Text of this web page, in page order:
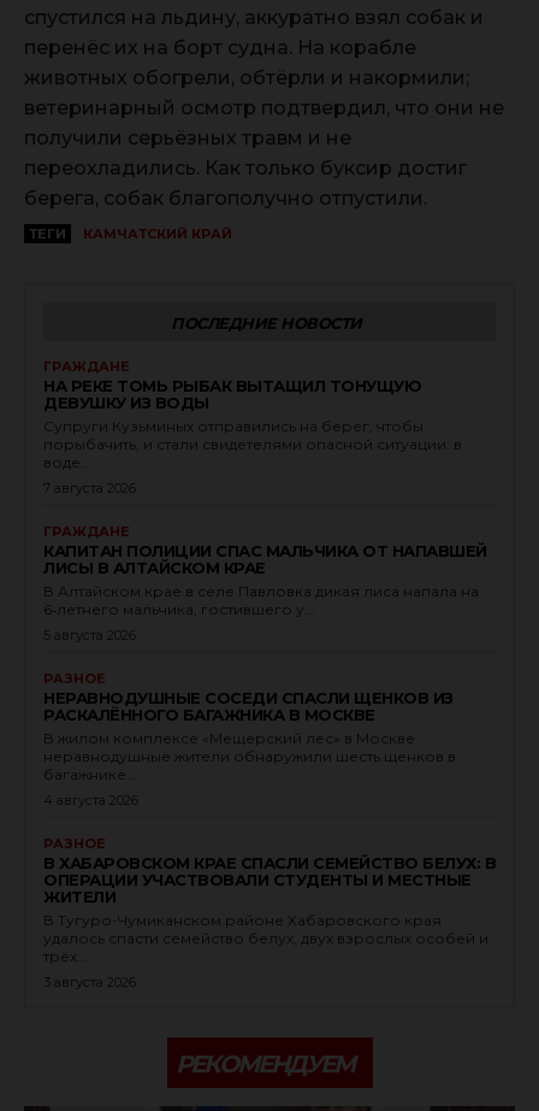
спустился на льдину, аккуратно взял собак и
перенёс их на борт судна. На корабле
животных обогрели, обтёрли и накормили;
ветеринарный осмотр подтвердил, что они не
получили серьёзных травм и не
переохладились. Как только буксир достиг
берега, собак благополучно отпустили.
ТЕГИ КАМЧАТСКИЙ КРАЙ
ПОСЛЕДНИЕ НОВОСТИ
ГРАЖДАНЕ
НА РЕКЕ ТОМЬ РЫБАК ВЫТАЩИЛ ТОНУЩУЮ
ДЕВУШКУ ИЗ ВОДЫ
Супруги Кузьминых отправились на берег, чтобы
порыбачить, и стали свидетелями опасной ситуации: в
воде...
7 августа 2026
ГРАЖДАНЕ
КАПИТАН ПОЛИЦИИ СПАС МАЛЬЧИКА ОТ НАПАВШЕЙ
ЛИСЫ В АЛТАЙСКОМ КРАЕ
В Алтайском крае в селе Павловка дикая лиса напала на
6‑летнего мальчика, гостившего у...
5 августа 2026
РАЗНОЕ
НЕРАВНОДУШНЫЕ СОСЕДИ СПАСЛИ ЩЕНКОВ ИЗ
РАСКАЛЁННОГО БАГАЖНИКА В МОСКВЕ
В жилом комплексе «Мещерский лес» в Москве
неравнодушные жители обнаружили шесть щенков в
багажнике...
4 августа 2026
РАЗНОЕ
В ХАБАРОВСКОМ КРАЕ СПАСЛИ СЕМЕЙСТВО БЕЛУХ: В
ОПЕРАЦИИ УЧАСТВОВАЛИ СТУДЕНТЫ И МЕСТНЫЕ
ЖИТЕЛИ
В Тугуро-Чумиканском районе Хабаровского края
удалось спасти семейство белух, двух взрослых особей и
трёх...
3 августа 2026
РЕКОМЕНДУЕМ